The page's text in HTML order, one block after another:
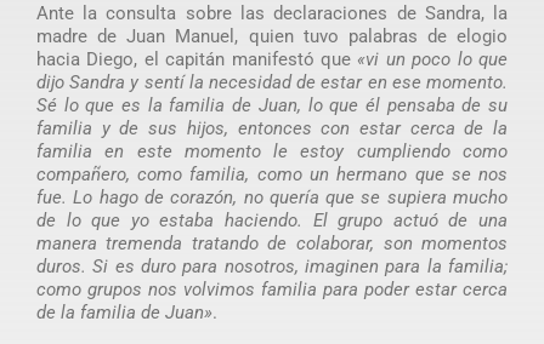
Ante la consulta sobre las declaraciones de Sandra, la
madre de Juan Manuel, quien tuvo palabras de elogio
hacia Diego, el capitán manifestó que «vi un poco lo que
dijo Sandra y sentí la necesidad de estar en ese momento.
Sé lo que es la familia de Juan, lo que él pensaba de su
familia y de sus hijos, entonces con estar cerca de la
familia en este momento le estoy cumpliendo como
compañero, como familia, como un hermano que se nos
fue. Lo hago de corazón, no quería que se supiera mucho
de lo que yo estaba haciendo. El grupo actuó de una
manera tremenda tratando de colaborar, son momentos
duros. Si es duro para nosotros, imaginen para la familia;
como grupos nos volvimos familia para poder estar cerca
de la familia de Juan».